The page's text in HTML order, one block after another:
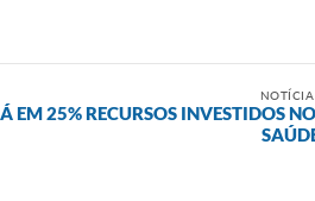
EM 25% RECURSOS INVESTIDOS